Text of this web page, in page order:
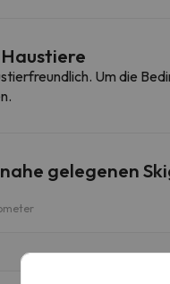
Um die
gelegenen